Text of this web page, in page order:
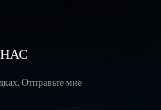
Отправьте мне